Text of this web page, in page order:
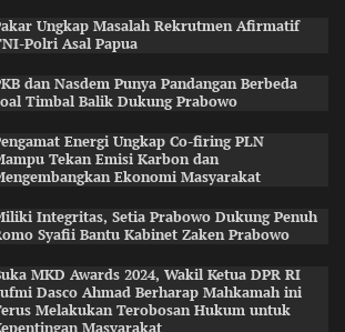
Ungkap Masalah Rekrutmen Afirmatif
Polri Asal Papua
dan Nasdem Punya Pandangan Berbeda
Timbal Balik Dukung Prabowo
Energi Ungkap Co-firing PLN
Tekan Emisi Karbon dan
Ekonomi Masyarakat
Integritas, Setia Prabowo Dukung Penuh
Syafii Bantu Kabinet Zaken Prabowo
MKD Awards 2024, Wakil Ketua DPR RI
Dasco Ahmad Berharap Mahkamah ini
Melakukan Terobosan Hukum untuk